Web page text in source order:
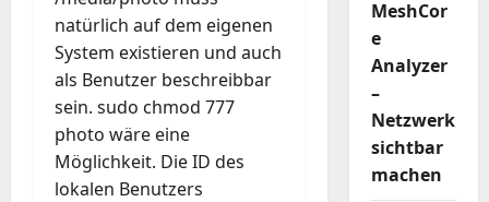
natürlich auf dem eigenen
System existieren und auch
als Benutzer beschreibbar
sein. sudo chmod 777
photo wäre eine
Möglichkeit. Die ID des
lokalen Benutzers
MeshCor
e
Analyzer
–
Netzwerk
sichtbar
machen